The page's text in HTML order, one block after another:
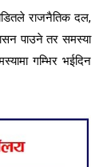
राजनैतिक दल,
पाउने तर समस्या
गम्भिर भईदिन